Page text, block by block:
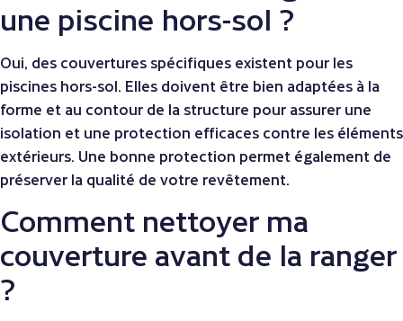
une piscine hors-sol ?
Oui, des couvertures spécifiques existent pour les
piscines hors-sol. Elles doivent être bien adaptées à la
forme et au contour de la structure pour assurer une
isolation et une protection efficaces contre les éléments
extérieurs. Une bonne protection permet également de
préserver la qualité de votre revêtement.
Comment nettoyer ma
couverture avant de la ranger
?